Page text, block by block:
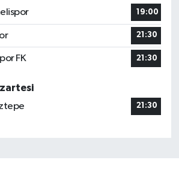
19:00
21:30
FK 21:30
21:30